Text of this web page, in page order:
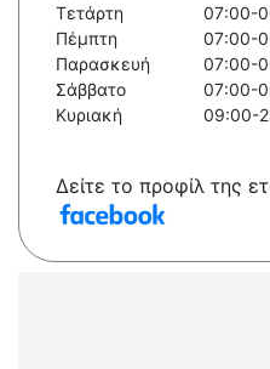
Τετάρτη
07:00-
Πέμπτη
07:00-
Παρασκευή
07:00-
Σάββατο
07:00-
Κυριακή
09:00-
Δείτε το προφίλ της